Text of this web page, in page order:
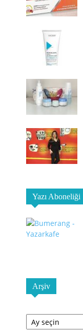
Yazı Aboneliği
Arşiv
Arşiv